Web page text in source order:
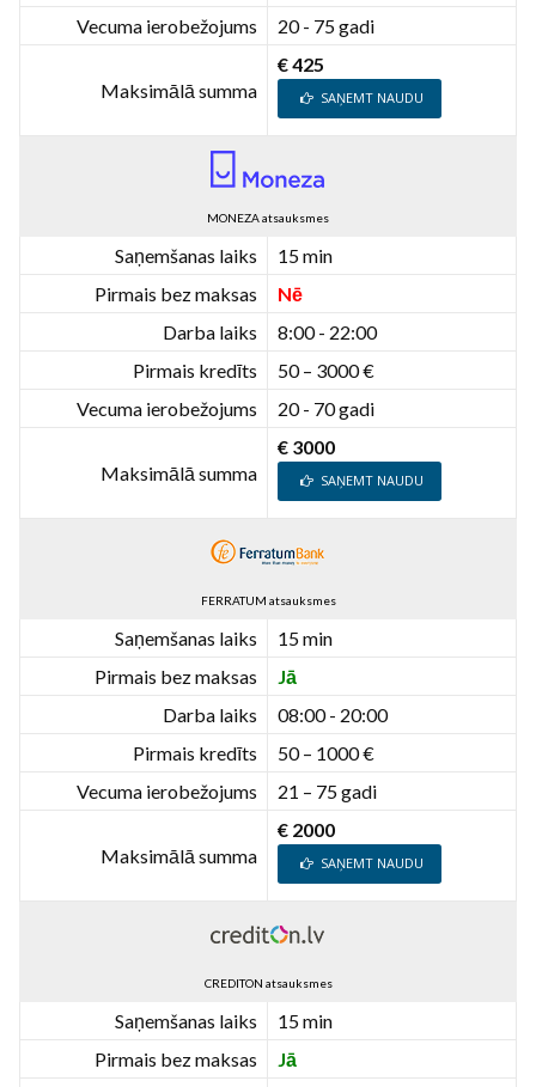
Vecuma ierobežojums
20 - 75 gadi
Maksimālā summa
€ 425
SAŅEMT NAUDU
MONEZA atsauksmes
Saņemšanas laiks
15 min
Pirmais bez maksas
Nē
Darba laiks
8:00 - 22:00
Pirmais kredīts
50 – 3000 €
Vecuma ierobežojums
20 - 70 gadi
Maksimālā summa
€ 3000
SAŅEMT NAUDU
FERRATUM atsauksmes
Saņemšanas laiks
15 min
Pirmais bez maksas
Jā
Darba laiks
08:00 - 20:00
Pirmais kredīts
50 – 1000 €
Vecuma ierobežojums
21 – 75 gadi
Maksimālā summa
€ 2000
SAŅEMT NAUDU
CREDITON atsauksmes
Saņemšanas laiks
15 min
Pirmais bez maksas
Jā